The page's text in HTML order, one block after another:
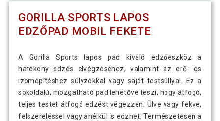
GORILLA SPORTS LAPOS
EDZŐPAD MOBIL FEKETE
A Gorilla Sports lapos pad kiváló edzőeszköz a
hatékony edzés elvégzéséhez, valamint az erő- és
izomépítéshez súlyzókkal vagy saját testsúllyal. Ez a
sokoldalú, mozgatható pad lehetővé teszi, hogy átfogó,
teljes testet átfogó edzést végezzen. Ülve vagy fekve,
felszereléssel vagy anélkül is edzhet. Természetesen a